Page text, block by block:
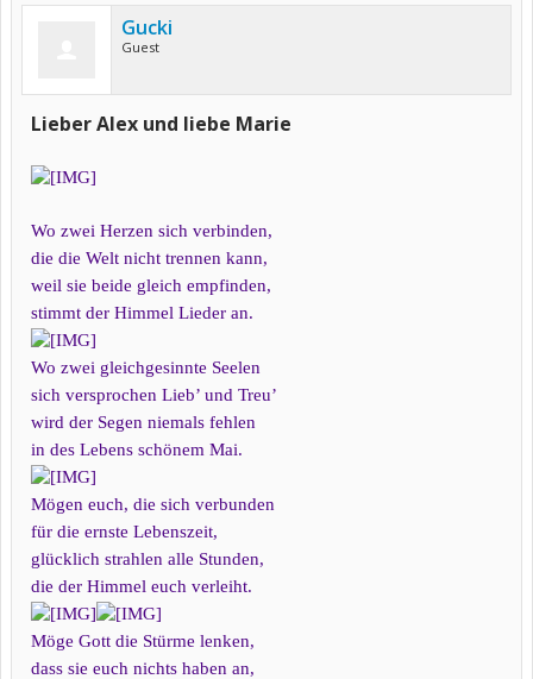
Gucki
Guest
Lieber Alex und liebe Marie
Wo zwei Herzen sich verbinden,
die die Welt nicht trennen kann,
weil sie beide gleich empfinden,
stimmt der Himmel Lieder an.
Wo zwei gleichgesinnte Seelen
sich versprochen Lieb’ und Treu’
wird der Segen niemals fehlen
in des Lebens schönem Mai.
Mögen euch, die sich verbunden
für die ernste Lebenszeit,
glücklich strahlen alle Stunden,
die der Himmel euch verleiht.
Möge Gott die Stürme lenken,
dass sie euch nichts haben an,